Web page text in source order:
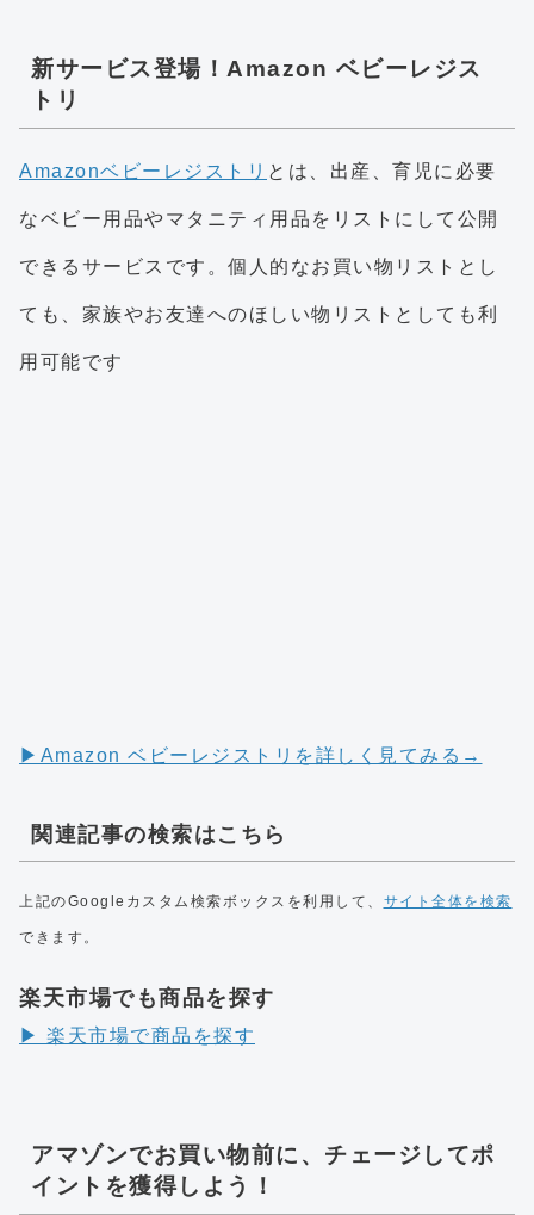
新サービス登場！Amazon ベビーレジス
トリ
Amazonベビーレジストリ とは、出産、育児に必要
なベビー用品やマタニティ用品をリストにして公開
できるサービスです。個人的なお買い物リストとし
ても、家族やお友達へのほしい物リストとしても利
用可能です
▶︎Amazon ベビーレジストリを詳しく見てみる→
関連記事の検索はこちら
上記のGoogleカスタム検索ボックスを利用して、 サイト全体を検索
できます。
楽天市場でも商品を探す
▶︎ 楽天市場で商品を探す
アマゾンでお買い物前に、チェージしてポ
イントを獲得しよう！